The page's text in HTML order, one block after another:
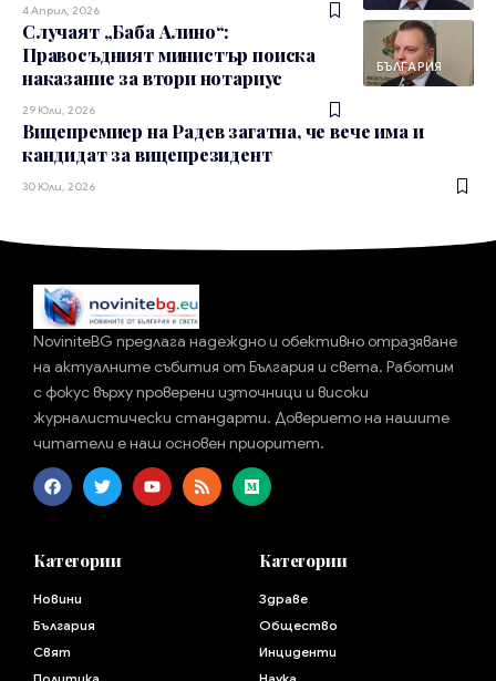
4 Април, 2026
БЪЛГАРИЯ
Случаят „Баба Алино“:
Правосъдният министър поиска
наказание за втори нотариус
29 Юли, 2026
Вицепремиер на Радев загатна, че вече има и
кандидат за вицепрезидент
30 Юли, 2026
NoviniteBG предлага надеждно и обективно отразяване
на актуалните събития от България и света. Работим
с фокус върху проверени източници и високи
журналистически стандарти. Доверието на нашите
читатели е наш основен приоритет.
Категории
Новини
България
Свят
Категории
Здраве
Общество
Инциденти